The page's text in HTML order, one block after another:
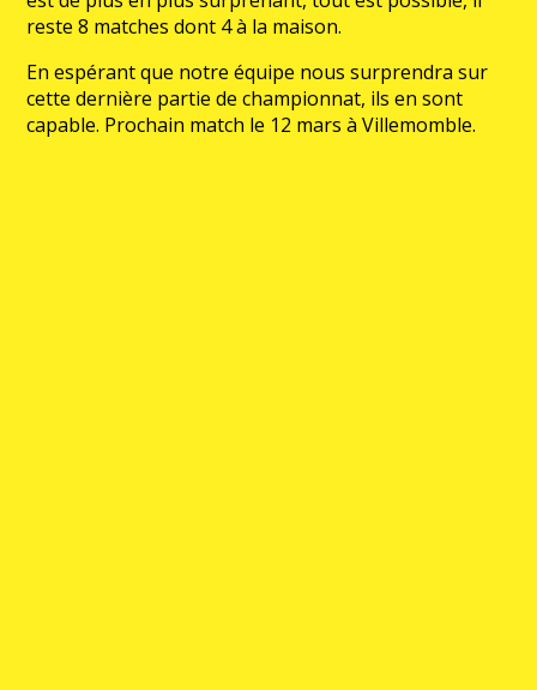
reste 8 matches dont 4 à la maison.
En espérant que notre équipe nous surprendra sur
cette dernière partie de championnat, ils en sont
capable. Prochain match le 12 mars à Villemomble.